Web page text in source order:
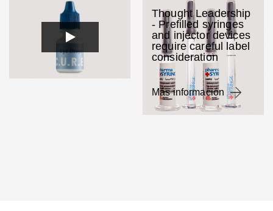
Thought Leadership
- Prefilled syringes
and injector devices
require careful label
consideration
Más información